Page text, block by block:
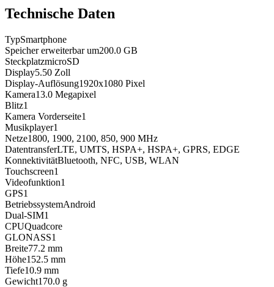
Technische Daten
TypSmartphone
Speicher erweiterbar um200.0 GB
SteckplatzmicroSD
Display5.50 Zoll
Display-Auflösung1920x1080 Pixel
Kamera13.0 Megapixel
Blitz1
Kamera Vorderseite1
Musikplayer1
Netze1800, 1900, 2100, 850, 900 MHz
DatentransferLTE, UMTS, HSPA+, HSPA+, GPRS, EDGE
KonnektivitätBluetooth, NFC, USB, WLAN
Touchscreen1
Videofunktion1
GPS1
BetriebssystemAndroid
Dual-SIM1
CPUQuadcore
GLONASS1
Breite77.2 mm
Höhe152.5 mm
Tiefe10.9 mm
Gewicht170.0 g